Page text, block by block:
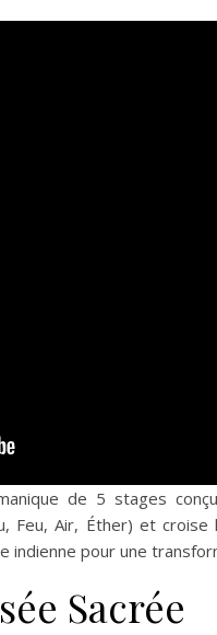
de 5 stages
Feu, Air, Éther) et croise
indienne pour une
Sacrée